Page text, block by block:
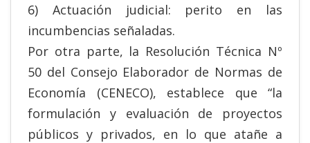
6) Actuación judicial: perito en las
incumbencias señaladas.
Por otra parte, la Resolución Técnica Nº
50 del Consejo Elaborador de Normas de
Economía (CENECO), establece que “la
formulación y evaluación de proyectos
públicos y privados, en lo que atañe a